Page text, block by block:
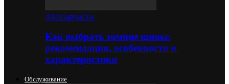
Автозапчасти
Как выбрать зимние шины:
рекомендации, особенности и
характеристики
Обслуживание